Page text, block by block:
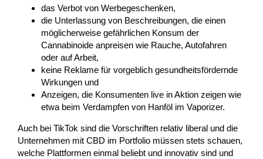
das Verbot von Werbegeschenken,
die Unterlassung von Beschreibungen, die einen
möglicherweise gefährlichen Konsum der
Cannabinoide anpreisen wie Rauche, Autofahren
oder auf Arbeit,
keine Reklame für vorgeblich gesundheitsfördernde
Wirkungen und
Anzeigen, die Konsumenten live in Aktion zeigen wie
etwa beim Verdampfen von Hanföl im Vaporizer.
Auch bei TikTok sind die Vorschriften relativ liberal und die
Unternehmen mit CBD im Portfolio müssen stets schauen,
welche Plattformen einmal beliebt und innovativ sind und